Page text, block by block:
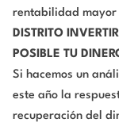
rentabilidad mayor
DISTRITO
POSIBLE TU
Si hacemos un
este año la
recuperación del